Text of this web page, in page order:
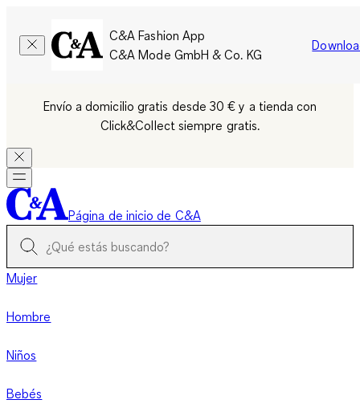
C&A Fashion App
C&A Mode GmbH & Co. KG
Envío a domicilio gratis desde 30 € y a tienda con
Click&Collect siempre gratis.
Página de inicio de C&A
Mujer
Hombre
Niños
Bebés